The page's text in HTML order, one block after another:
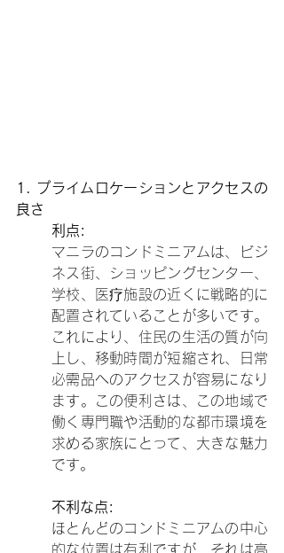
1. プライムロケーションとアクセスの
良さ
利点:
マニラのコンドミニアムは、ビジ
ネス街、ショッピングセンター、
学校、医疗施設の近くに戦略的に
配置されていることが多いです。
これにより、住民の生活の質が向
上し、移動時間が短縮され、日常
必需品へのアクセスが容易になり
ます。この便利さは、この地域で
働く専門職や活動的な都市環境を
求める家族にとって、大きな魅力
です。
不利な点:
ほとんどのコンドミニアムの中心
的な位置は有利ですが、それは高